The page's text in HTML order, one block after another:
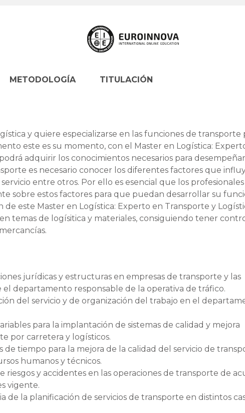
y quiere especializarse en las funciones de transporte
este es su momento, con el Master en Logística:
adquirir los conocimientos necesarios para
es necesario conocer los diferentes factores que
entre otros. Por ello es esencial que los
sobre estos factores para que puedan desarrollar su
de este Master en Logística: Experto en Transporte y
temas de logísitica y materiales, consiguiendo tener
jurídicas y estructuras en empresas de transporte y las
departamento responsable de la operativa de tráfico.
del servicio y de organización del trabajo en el
para la implantación de sistemas de calidad y mejora
por carretera y logísticos.
de tiempo para la mejora de la calidad del servicio de
humanos y técnicos.
riesgos y accidentes en las operaciones de transporte de
vigente.
de la planificación de servicios de transporte en distintos
METODOLOGÍA TITULACIÓN